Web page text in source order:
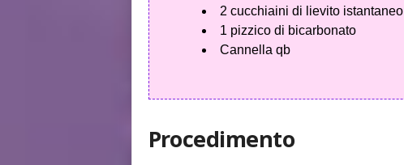
2 cucchiaini di lievito istantaneo
1 pizzico di bicarbonato
Cannella qb
Procedimento